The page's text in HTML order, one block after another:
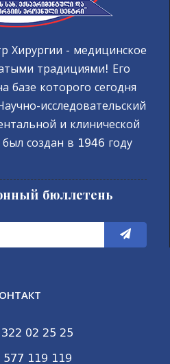
Хирургии - медицинское
традициями! Его
базе которого сегодня
исследовательский
и клинической
создан в 1946 году
бюллетень
02 25 25
119 119